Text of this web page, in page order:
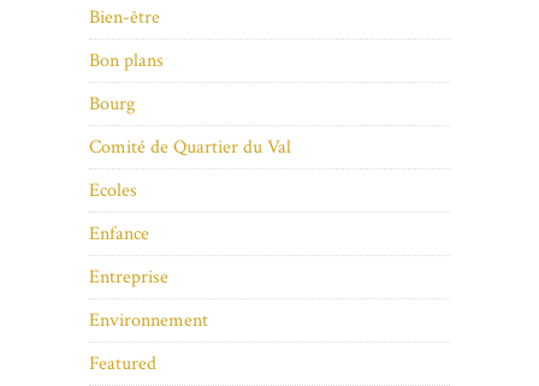
Bien-être
Bon plans
Bourg
Comité de Quartier du Val
Ecoles
Enfance
Entreprise
Environnement
Featured